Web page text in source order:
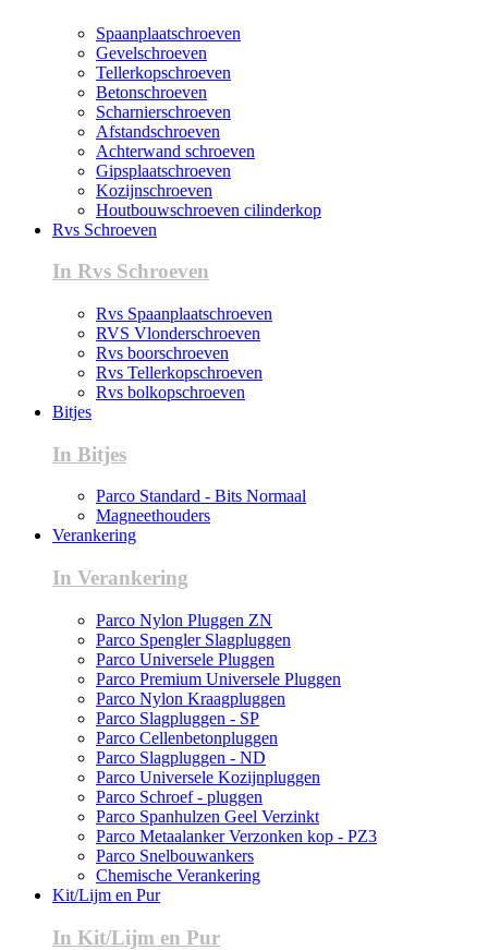
Spaanplaatschroeven
Gevelschroeven
Tellerkopschroeven
Betonschroeven
Scharnierschroeven
Afstandschroeven
Achterwand schroeven
Gipsplaatschroeven
Kozijnschroeven
Houtbouwschroeven cilinderkop
Rvs Schroeven
In Rvs Schroeven
Rvs Spaanplaatschroeven
RVS Vlonderschroeven
Rvs boorschroeven
Rvs Tellerkopschroeven
Rvs bolkopschroeven
Bitjes
In Bitjes
Parco Standard - Bits Normaal
Magneethouders
Verankering
In Verankering
Parco Nylon Pluggen ZN
Parco Spengler Slagpluggen
Parco Universele Pluggen
Parco Premium Universele Pluggen
Parco Nylon Kraagpluggen
Parco Slagpluggen - SP
Parco Cellenbetonpluggen
Parco Slagpluggen - ND
Parco Universele Kozijnpluggen
Parco Schroef - pluggen
Parco Spanhulzen Geel Verzinkt
Parco Metaalanker Verzonken kop - PZ3
Parco Snelbouwankers
Chemische Verankering
Kit/Lijm en Pur
In Kit/Lijm en Pur